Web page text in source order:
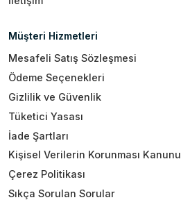
Müşteri Hizmetleri
Mesafeli Satış Sözleşmesi
Ödeme Seçenekleri
Gizlilik ve Güvenlik
Tüketici Yasası
İade Şartları
Kişisel Verilerin Korunması Kanunu
Çerez Politikası
Sıkça Sorulan Sorular